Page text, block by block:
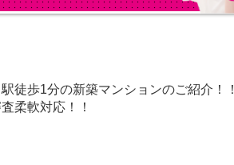
徒歩1分の新築マンションのご紹介！！
柔軟対応！！